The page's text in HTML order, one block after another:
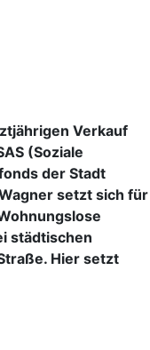
Verkauf
(Soziale
der Stadt
setzt sich für
städtischen
Hier setzt